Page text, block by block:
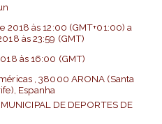
2018 às12:00 (GMT+01:00) a
às23:59 (GMT)
às16:00 (GMT)
, 38000 ARONA (Santa
Espanha
DE DEPORTES DE